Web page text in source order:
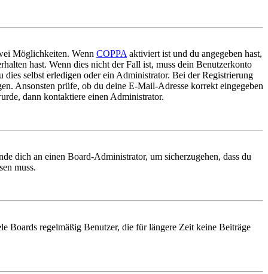
Möglichkeiten. Wenn COPPA aktiviert ist und du angegeben hast,
hast. Wenn dies nicht der Fall ist, muss dein Benutzerkonto
selbst erledigen oder ein Administrator. Bei der Registrierung
Ansonsten prüfe, ob du deine E-Mail-Adresse korrekt eingegeben
dann kontaktiere einen Administrator.
dich an einen Board-Administrator, um sicherzugehen, dass du
muss.
Boards regelmäßig Benutzer, die für längere Zeit keine Beiträge